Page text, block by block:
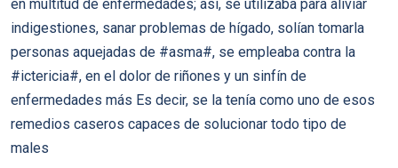
en multitud de enfermedades; así, se utilizaba para aliviar
indigestiones, sanar problemas de hígado, solían tomarla
personas aquejadas de #asma#, se empleaba contra la
#ictericia#, en el dolor de riñones y un sinfín de
enfermedades más Es decir, se la tenía como uno de esos
remedios caseros capaces de solucionar todo tipo de
males